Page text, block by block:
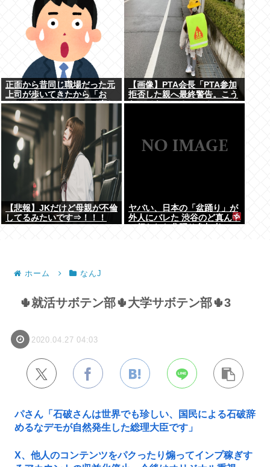
正面から昔同じ職場だった元
上司が歩いてきたから「お
～！こんにちは！」って声か
けたんや
【画像】PTA会長「PTA参加
拒否した親へ最終警告。こう
なってもいい？」⇒！
【悲報】JKだけど母親が不倫
してるみたいです⇒！！！
ヤバい、日本の「盆踊り」が
外人にバレた 渋谷のど真ん中
ホーム
なんJ
🌵就活サボテン部🌵大学サボテン部🌵3
2020.04.27 04:03
パさん「石破さんは世界でも珍しい、国民による石破辞
めるなデモが自然発生した総理大臣です」
X、他人のコンテンツをパクったり煽ってインプ稼ぎす